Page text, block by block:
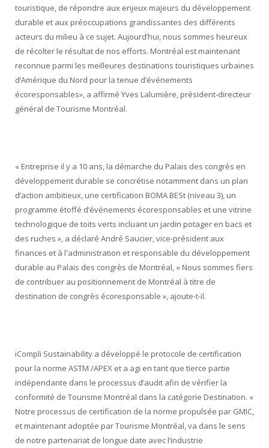
touristique, de répondre aux enjeux majeurs du développement
durable et aux préoccupations grandissantes des différents
acteurs du milieu à ce sujet. Aujourd’hui, nous sommes heureux
de récolter le résultat de nos efforts. Montréal est maintenant
reconnue parmi les meilleures destinations touristiques urbaines
d’Amérique du Nord pour la tenue d’événements
écoresponsables», a affirmé Yves Lalumière, président-directeur
général de Tourisme Montréal.
« Entreprise il y a 10 ans, la démarche du Palais des congrès en
développement durable se concrétise notamment dans un plan
d’action ambitieux, une certification BOMA BESt (niveau 3), un
programme étoffé d’événements écoresponsables et une vitrine
technologique de toits verts incluant un jardin potager en bacs et
des ruches », a déclaré André Saucier, vice-président aux
finances et à l'administration et responsable du développement
durable au Palais des congrès de Montréal, « Nous sommes fiers
de contribuer au positionnement de Montréal à titre de
destination de congrès écoresponsable », ajoute-t-il.
iCompli Sustainability a développé le protocole de certification
pour la norme ASTM /APEX et a agi en tant que tierce partie
indépendante dans le processus d’audit afin de vérifier la
conformité de Tourisme Montréal dans la catégorie Destination. «
Notre processus de certification de la norme propulsée par GMIC,
et maintenant adoptée par Tourisme Montréal, va dans le sens
de notre partenariat de longue date avec l’industrie